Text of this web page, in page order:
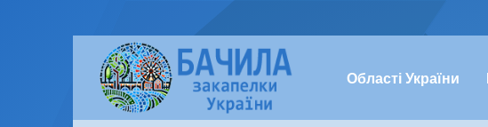
Області України